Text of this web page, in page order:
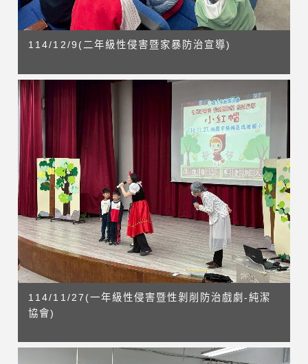
114/12/9(二年級性侵害暨家暴防治宣導)
114/11/27(一年級性侵害暨性剝削防治戲劇-純潔
協會)